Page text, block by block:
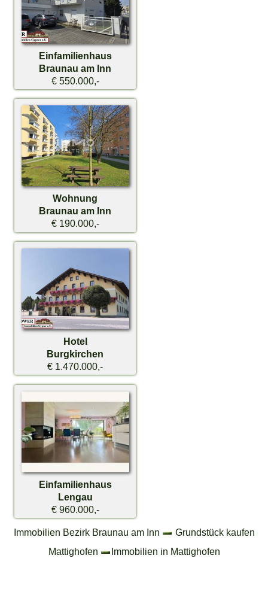
Einfamilienhaus
Braunau am Inn
€ 550.000,-
Wohnung
Braunau am Inn
€ 190.000,-
Hotel
Burgkirchen
€ 1.470.000,-
Einfamilienhaus
Lengau
€ 960.000,-
Immobilien Bezirk Braunau am Inn
Grundstück kaufen
Mattighofen
Immobilien in Mattighofen